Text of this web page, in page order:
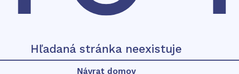
Hľadaná stránka neexistuje
Návrat domov